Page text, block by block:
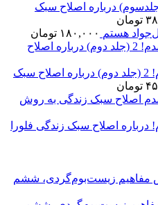
منم مامان شدم ! 3 (جلدسوم) درباره اصلاح سبک
تومان
هستم ۱۸۰,۰۰۰ تومان
کتاب دیدید منم مامان شدم! 2 (جلد دوم) درباره اصلاح سبک
تومان
اصلاح سبک زندگی فلورا